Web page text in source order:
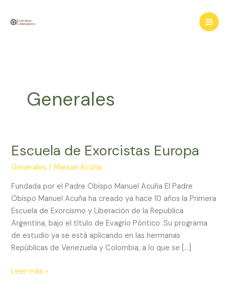
Generales
Escuela de Exorcistas Europa
Generales /Manuel Acuña
Fundada por el Padre Obispo Manuel Acuña El Padre
Obispo Manuel Acuña ha creado ya hace 10 años la Primera
Escuela de Exorcismo y Liberación de la Republica
Argentina, bajo el título de Evagrio Póntico .Su programa
de estudio ya se está aplicando en las hermanas
Repúblicas de Venezuela y Colombia, a lo que se […]
Escuela
Leer más »